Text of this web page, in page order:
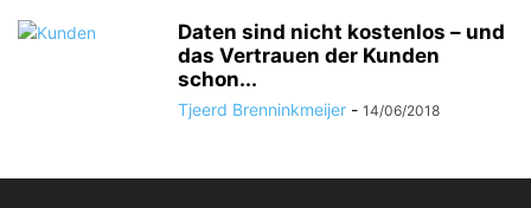
Daten sind nicht kostenlos – und
das Vertrauen der Kunden
schon...
Tjeerd Brenninkmeijer - 14/06/2018